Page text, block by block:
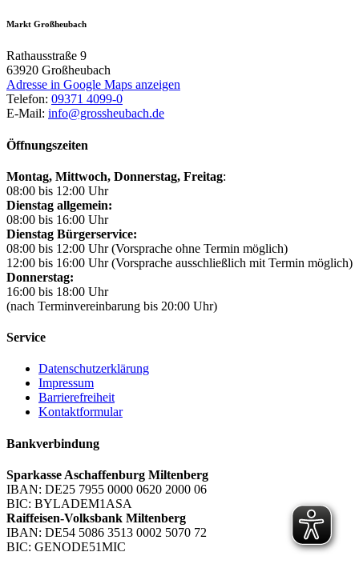
Markt Großheubach
Rathausstraße 9
63920 Großheubach
Adresse in Google Maps anzeigen
Telefon: 09371 4099-0
E-Mail: info@grossheubach.de
Öffnungszeiten
Montag, Mittwoch, Donnerstag, Freitag:
08:00 bis 12:00 Uhr
Dienstag allgemein:
08:00 bis 16:00 Uhr
Dienstag Bürgerservice:
08:00 bis 12:00 Uhr (Vorsprache ohne Termin möglich)
12:00 bis 16:00 Uhr (Vorsprache ausschließlich mit Termin möglich)
Donnerstag:
16:00 bis 18:00 Uhr
(nach Terminvereinbarung bis 20:00 Uhr)
Service
Datenschutzerklärung
Impressum
Barrierefreiheit
Kontaktformular
Bankverbindung
Sparkasse Aschaffenburg Miltenberg
IBAN: DE25 7955 0000 0620 2000 06
BIC: BYLADEM1ASA
Raiffeisen-Volksbank Miltenberg
IBAN: DE54 5086 3513 0002 5070 72
BIC: GENODE51MIC